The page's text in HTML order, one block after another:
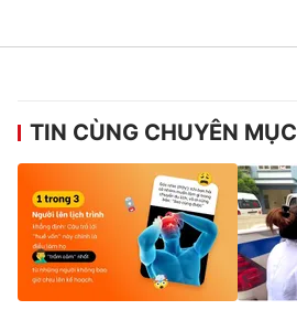
Email:toasoan@vtv.vn
TIN CÙNG CHUYÊN MỤC